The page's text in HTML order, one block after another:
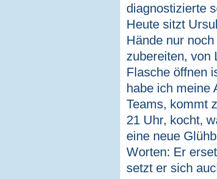
diagnostizierte
Heute sitzt
Hände nur
zubereiten, von
Flasche öffnen
habe ich meine
Teams, kommt
21 Uhr, kocht,
eine neue
Worten: Er
setzt er sich